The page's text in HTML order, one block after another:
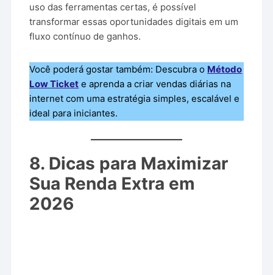
uso das ferramentas certas, é possível
transformar essas oportunidades digitais em um
fluxo contínuo de ganhos.
Você poderá gostar também: Descubra o Método
Low Ticket e aprenda a criar vendas diárias na
internet com uma estratégia simples, escalável e
ideal para iniciantes.
8. Dicas para Maximizar
Sua Renda Extra em
2026